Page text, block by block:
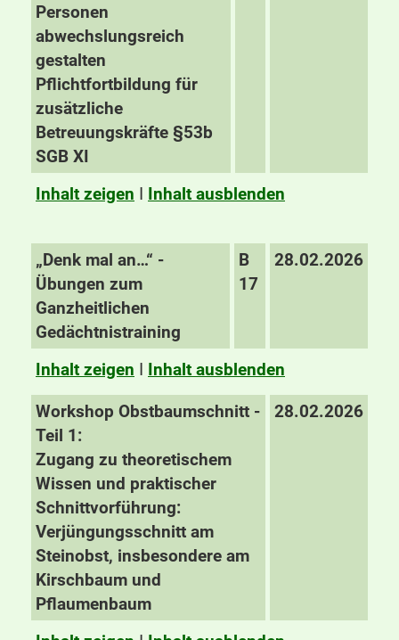
Personen
abwechslungsreich
gestalten
Pflichtfortbildung für
zusätzliche
Betreuungskräfte §53b
SGB XI
Inhalt zeigen I Inhalt ausblenden
„Denk mal an…“ -
Übungen zum
Ganzheitlichen
Gedächtnistraining
B
17
28.02.2026
Inhalt zeigen I Inhalt ausblenden
Workshop Obstbaumschnitt -
Teil 1:
Zugang zu theoretischem
Wissen und praktischer
Schnittvorführung:
Verjüngungsschnitt am
Steinobst, insbesondere am
Kirschbaum und
Pflaumenbaum
28.02.2026